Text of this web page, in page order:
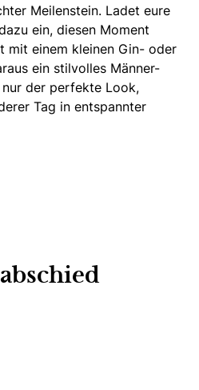
Meilenstein. Ladet eure
ein, diesen Moment
mit einem kleinen Gin- oder
ein stilvolles Männer-
der perfekte Look,
Tag in entspannter